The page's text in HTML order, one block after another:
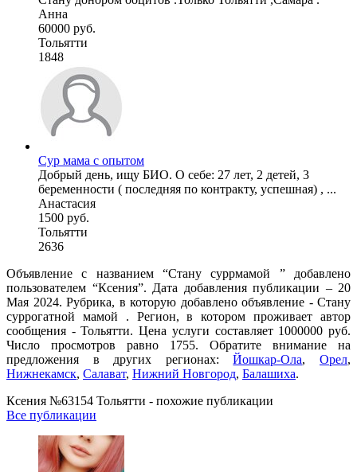
Анна
60000 руб.
Тольятти
1848
Сур мама с опытом
Добрый день, ищу БИО. О себе: 27 лет, 2 детей, 3
беременности ( последняя по контракту, успешная) , ...
Анастасия
1500 руб.
Тольятти
2636
Объявление с названием “Стану суррмамой ” добавлено
пользователем “Ксения”. Дата добавления публикации – 20
Мая 2024. Рубрика, в которую добавлено объявление - Cтану
суррогатной мамой . Регион, в котором проживает автор
сообщения - Тольятти. Цена услуги составляет 1000000 руб.
Число просмотров равно 1755. Обратите внимание на
предложения в других регионах:Йошкар-Ола,Орел,
Нижнекамск, Салават, Нижний Новгород, Балашиха.
Ксения №63154 Тольятти - похожие публикации
Все публикации